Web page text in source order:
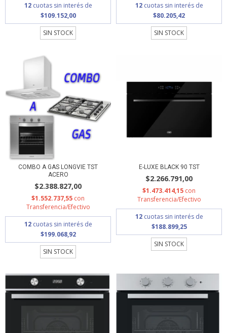
12 cuotas sin interés de
$109.152,00
SIN STOCK
12 cuotas sin interés de
$80.205,42
SIN STOCK
COMBO A GAS LONGVIE TST
ACERO
$2.388.827,00
$1.552.737,55 con
Transferencia/Efectivo
12 cuotas sin interés de
$199.068,92
SIN STOCK
E-LUXE BLACK 90 TST
$2.266.791,00
$1.473.414,15 con
Transferencia/Efectivo
12 cuotas sin interés de
$188.899,25
SIN STOCK